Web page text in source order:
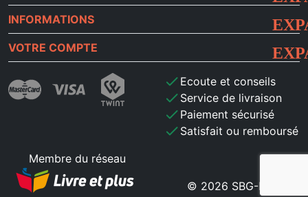
INFORMATIONS
VOTRE COMPTE
check Ecoute et conseils
check Service de livraison
check Paiement sécurisé
check Satisfait ou remboursé
Membre du réseau
© 2026 SBG-MB